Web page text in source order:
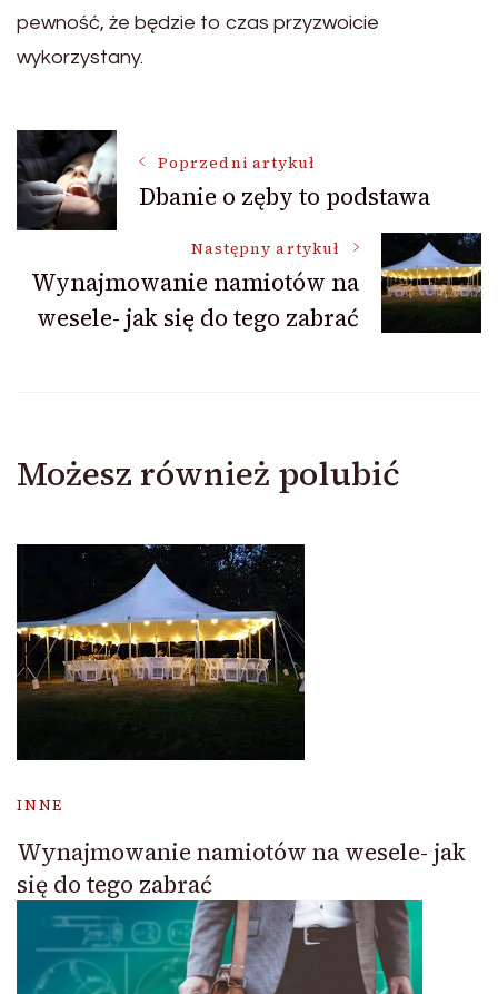
pewność, że będzie to czas przyzwoicie
wykorzystany.
Nawigacja
wpisu
Poprzedni artykuł
Dbanie o zęby to podstawa
Następny artykuł
Wynajmowanie namiotów na
wesele- jak się do tego zabrać
Możesz również polubić
INNE
Wynajmowanie namiotów na wesele- jak
się do tego zabrać